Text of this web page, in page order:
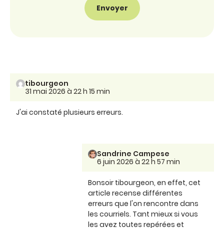
tibourgeon
31 mai 2026 à 22 h 15 min
J'ai constaté plusieurs erreurs.
Sandrine Campese
6 juin 2026 à 22 h 57 min
Bonsoir tibourgeon, en effet, cet
article recense différentes
erreurs que l'on rencontre dans
les courriels. Tant mieux si vous
les avez toutes repérées et